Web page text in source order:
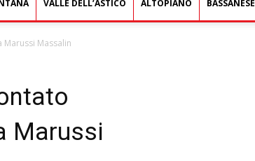
VALLE DELL’ASTICO ALTOPIANO BASSANESE
Massalin
Marussi